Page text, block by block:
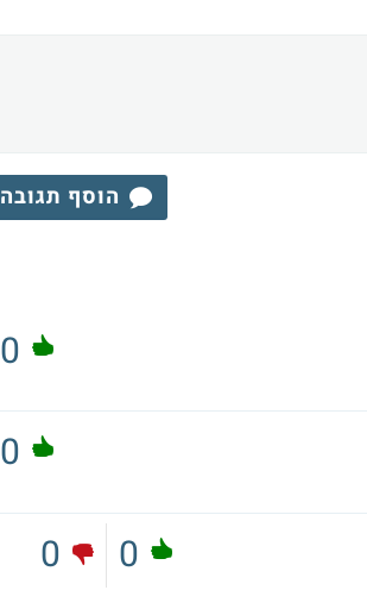
הוסף תגובה
0
0
0
0